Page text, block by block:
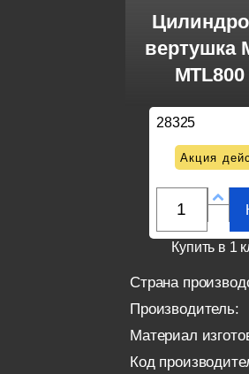
вертушка
28325
Акция
Купить в 1
Страна
Производитель:
Материал
Код